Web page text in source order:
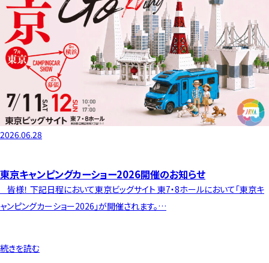
2026.06.28
東京キャンピングカーショー2026開催のお知らせ
皆様！ 下記日程において東京ビッグサイト 東7・8ホールにおいて「東京キ
ャンピングカーショー2026」が開催されます。…
続きを読む